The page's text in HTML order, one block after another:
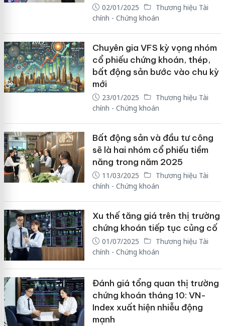
02/01/2025
Thương hiệu Tài
chính - Chứng khoán
Chuyên gia VFS kỳ vọng nhóm
cổ phiếu chứng khoán, thép,
bất động sản bước vào chu kỳ
mới
23/01/2025
Thương hiệu Tài
chính - Chứng khoán
Bất động sản và đầu tư công
sẽ là hai nhóm cổ phiếu tiềm
năng trong năm 2025
11/03/2025
Thương hiệu Tài
chính - Chứng khoán
Xu thế tăng giá trên thị trường
chứng khoán tiếp tục củng cố
01/07/2025
Thương hiệu Tài
chính - Chứng khoán
Đánh giá tổng quan thị trường
chứng khoán tháng 10: VN-
Index xuất hiện nhiễu động
mạnh